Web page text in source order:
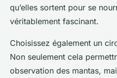
qu’elles sortent pour se
véritablement fascinant.
Choisissez également un
Non seulement cela
observation des mantas,